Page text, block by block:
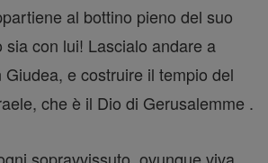
al bottino pieno del suo
sia con lui! Lascialo andare a
e costruire il tempio del
che è il Dio di Gerusalemme .